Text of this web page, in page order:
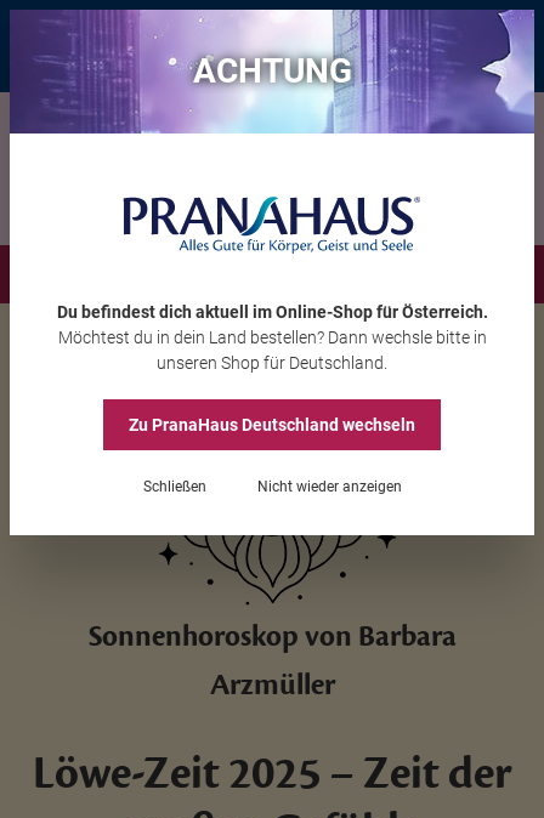
Bis zu 20 € Rabatt* mit dem Vorteils-Codeeintauchen , gültig bis
11.08.2026
Sonnenhoroskop von Barbara
Arzmüller
Löwe-Zeit 2025 – Zeit der
ACHTUNG
Du befindest dich aktuell im Online-Shopfür Österreich.
Möchtest du in dein Land bestellen? Dann wechsle bitte in
unseren Shop für Deutschland
Zu PranaHausDeutschland wechseln
Schließen Nicht wieder anzeigen